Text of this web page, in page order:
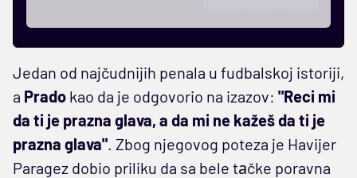
Jedan od najčudnijih penala u fudbalskoj istoriji,
a Prado kao da je odgovorio na izazov: "Reci mi
da ti je prazna glava, a da mi ne kažeš da ti je
prazna glava". Zbog njegovog poteza je Havijer
Paragez dobio priliku da sa bele tаčke poravna